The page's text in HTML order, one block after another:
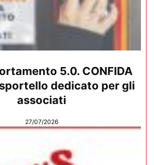
5.0. CONFIDA
dedicato per gli
associati
27/07/2026